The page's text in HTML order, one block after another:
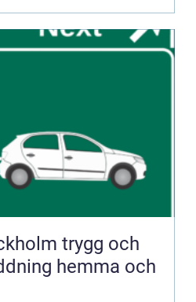
och
hemma och